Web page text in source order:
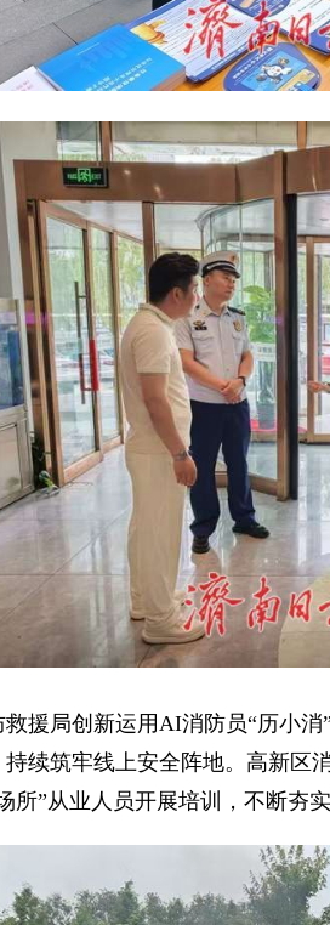
局创新运用AI消防员“历小消”
续筑牢线上安全阵地。高新区
所”从业人员开展培训，不断夯